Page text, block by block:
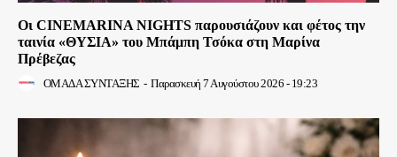
Οι CINEMARINA NIGHTS παρουσιάζουν και φέτος την
ταινία «ΘΥΣΙΑ» του Μπάμπη Τσόκα στη Μαρίνα
Πρέβεζας
ΟΜΑΔΑ ΣΥΝΤΑΞΗΣ - Παρασκευή 7 Αυγούστου 2026 - 19:23